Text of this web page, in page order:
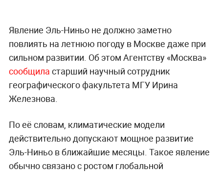
Явление Эль-Ниньо не должно заметно
повлиять на летнюю погоду в Москве даже при
сильном развитии. Об этом Агентству «Москва»
сообщила старший научный сотрудник
географического факультета МГУ Ирина
Железнова.
По её словам, климатические модели
действительно допускают мощное развитие
Эль-Ниньо в ближайшие месяцы. Такое явление
обычно связано с ростом глобальной